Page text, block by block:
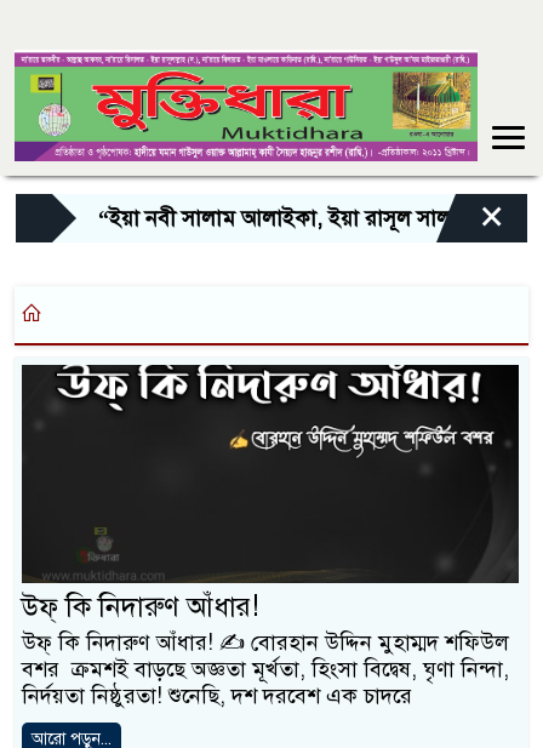
“ইয়া নবী সালাম আলাইকা, ইয়া রাসূল সালাম আলাইকা,
×
উফ্ কি নিদারুণ আঁধার!
উফ্ কি নিদারুণ আঁধার! ✍️ বোরহান উদ্দিন মুহাম্মদ শফিউল
বশর ক্রমশই বাড়ছে অজ্ঞতা মূর্খতা, হিংসা বিদ্বেষ, ঘৃণা নিন্দা,
নির্দয়তা নিষ্ঠুরতা! শুনেছি, দশ দরবেশ এক চাদরে
আরো পড়ুন...